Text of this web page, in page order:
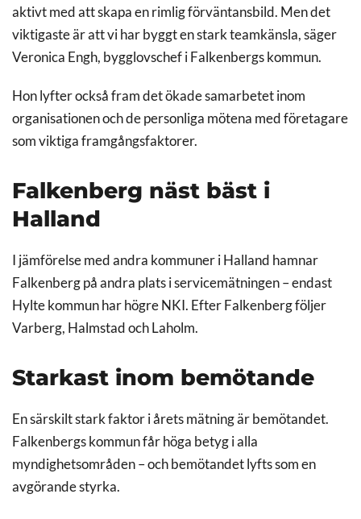
aktivt med att skapa en rimlig förväntansbild. Men det
viktigaste är att vi har byggt en stark teamkänsla, säger
Veronica Engh, bygglovschef i Falkenbergs kommun.
Hon lyfter också fram det ökade samarbetet inom
organisationen och de personliga mötena med företagare
som viktiga framgångsfaktorer.
Falkenberg näst bäst i
Halland
I jämförelse med andra kommuner i Halland hamnar
Falkenberg på andra plats i servicemätningen – endast
Hylte kommun har högre NKI. Efter Falkenberg följer
Varberg, Halmstad och Laholm.
Starkast inom bemötande
En särskilt stark faktor i årets mätning är bemötandet.
Falkenbergs kommun får höga betyg i alla
myndighetsområden – och bemötandet lyfts som en
avgörande styrka.